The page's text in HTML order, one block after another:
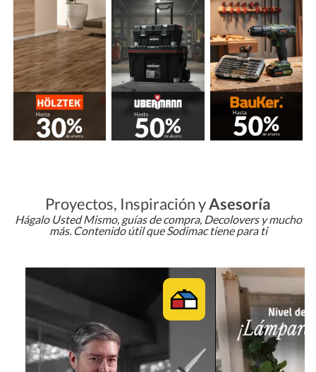
Proyectos, Inspiración yAsesoría
Hágalo Usted Mismo, guías de compra, Decolovers y mucho
más. Contenido útil que Sodimac tiene para ti